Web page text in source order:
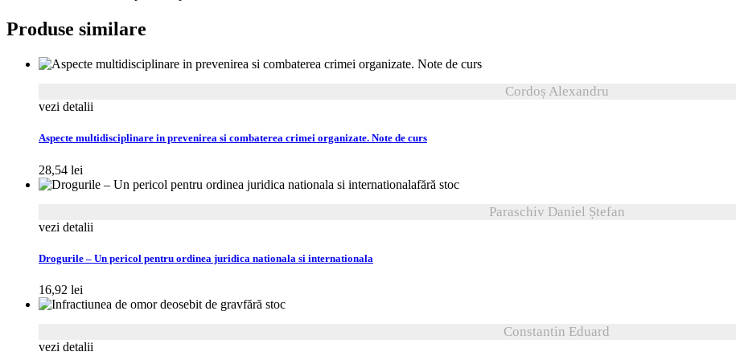
Produse similare
Cordoș Alexandru
vezi detalii
Aspecte multidisciplinare in prevenirea si combaterea crimei organizate. Note de curs
28,54 lei
fără stoc
Paraschiv Daniel Ștefan
vezi detalii
Drogurile – Un pericol pentru ordinea juridica nationala si internationala
16,92 lei
fără stoc
Constantin Eduard
vezi detalii